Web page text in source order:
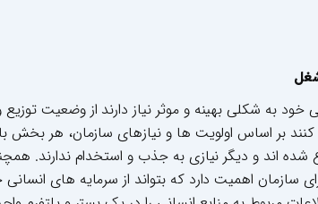
خود به شکلی بهینه و موثر نیاز دارند از وضعیت
بر اساس اولویت ها و نیازهای سازمان، هر بخش
شده اند و دیگر نیازی به جذب و استخدام ندارند.
سازمان اهمیت دارد که بتواند از سرمایه های